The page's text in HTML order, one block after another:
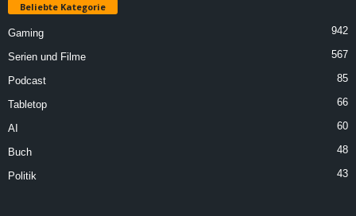
Beliebte Kategorie
Gaming 942
Serien und Filme 567
Podcast 85
Tabletop 66
AI 60
Buch 48
Politik 43